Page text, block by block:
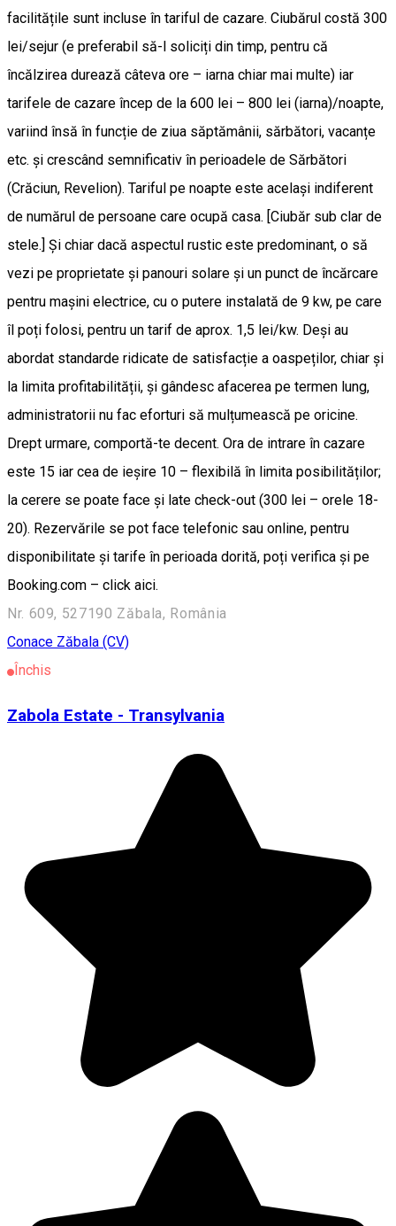
facilitățile sunt incluse în tariful de cazare. Ciubărul costă 300
lei/sejur (e preferabil să-l soliciți din timp, pentru că
încălzirea durează câteva ore – iarna chiar mai multe) iar
tarifele de cazare încep de la 600 lei – 800 lei (iarna)/noapte,
variind însă în funcție de ziua săptămânii, sărbători, vacanțe
etc. și crescând semnificativ în perioadele de Sărbători
(Crăciun, Revelion). Tariful pe noapte este același indiferent
de numărul de persoane care ocupă casa. [Ciubăr sub clar de
stele.] Și chiar dacă aspectul rustic este predominant, o să
vezi pe proprietate și panouri solare și un punct de încărcare
pentru mașini electrice, cu o putere instalată de 9 kw, pe care
îl poți folosi, pentru un tarif de aprox. 1,5 lei/kw. Deși au
abordat standarde ridicate de satisfacție a oaspeților, chiar și
la limita profitabilității, și gândesc afacerea pe termen lung,
administratorii nu fac eforturi să mulțumească pe oricine.
Drept urmare, comportă-te decent. Ora de intrare în cazare
este 15 iar cea de ieșire 10 – flexibilă în limita posibilităților;
la cerere se poate face și late check-out (300 lei – orele 18-
20). Rezervările se pot face telefonic sau online, pentru
disponibilitate și tarife în perioada dorită, poți verifica și pe
Booking.com – click aici.
Nr. 609, 527190 Zăbala, România
Conace Zăbala (CV)
Închis
Zabola Estate - Transylvania